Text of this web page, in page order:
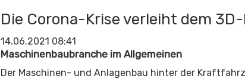
Die Corona-Krise verleiht dem
14.06.2021 08:41
Maschinenbaubranche im Allgemeinen
Der Maschinen- und Anlagenbau hinter der